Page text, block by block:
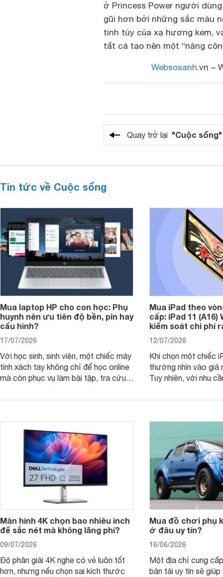
ở Princess Power người
gũi hơn bởi những sắc màu
tinh túy của xạ hương kem,
tất cả tạo nên một “nàng
Websosanh.vn –
Quay trở lại "Cuộc sống"
Tin tức về Cuộc sống
Mua laptop HP cho con học: Phụ
huynh nên ưu tiên độ bền, pin hay
cấu hình?
17/07/2026
Với học sinh, sinh viên, một chiếc máy
tính xách tay không chỉ để học online
mà còn phục vụ làm bài tập, tra cứu,
thay vì chỉ so sánh cấu hình trên giấy.
Mua iPad theo
cấp: iPad 11 (A16)
kiểm soát chi phí
12/07/2026
Khi chọn một chiếc
thường nhìn vào
Tuy nhiên, với nhu
không, dùng được
Màn hình 4K chọn bao nhiêu inch
để sắc nét mà không lãng phí?
09/07/2026
Độ phân giải 4K nghe có vẻ luôn tốt
hơn, nhưng nếu chọn sai kích thước
Mua đồ chơi phụ
ở đâu uy tín?
16/06/2026
Một địa chỉ cung
bán tải uy tín sẽ